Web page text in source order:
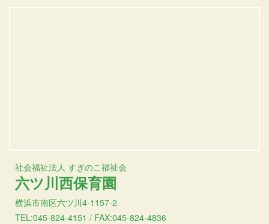
社会福祉法人 すぎのこ福祉会
六ツ川西保育園
横浜市南区六ツ川4-1157-2
TEL:045-824-4151 / FAX:045-824-4836